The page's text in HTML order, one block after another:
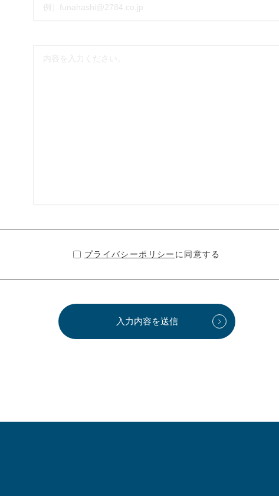
プライバシーポリシー に同意する
入力内容を送信